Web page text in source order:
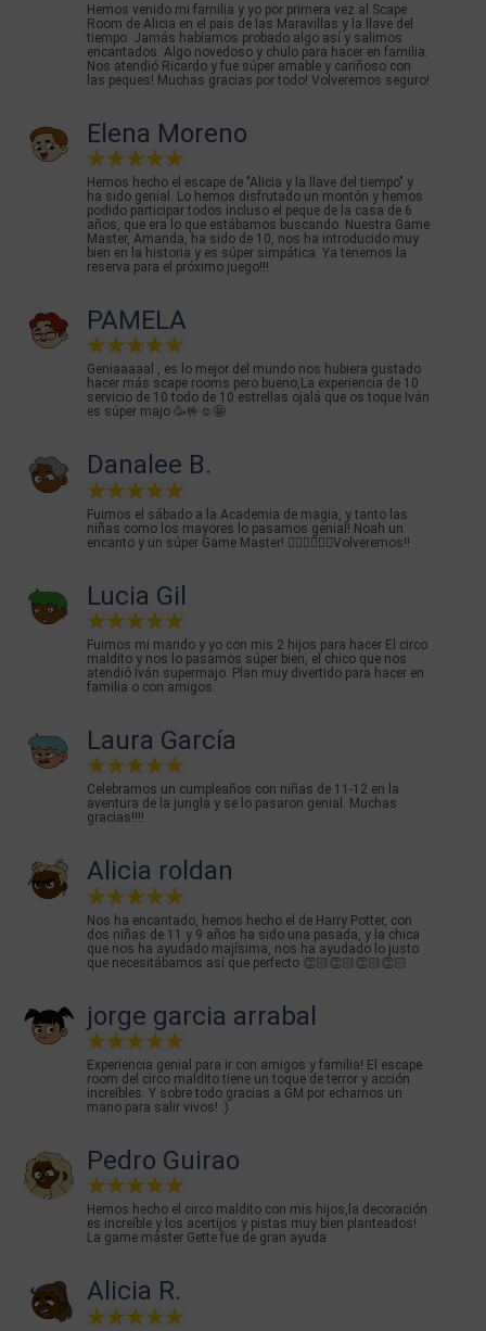
Hemos venido mi familia y yo por primera vez al Scape
Room de Alicia en el país de las Maravillas y la llave del
tiempo. Jamás habíamos probado algo así y salimos
encantados. Algo novedoso y chulo para hacer en familia.
Nos atendió Ricardo y fue súper amable y cariñoso con
las peques! Muchas gracias por todo! Volveremos seguro!
Elena Moreno
Hemos hecho el escape de "Alicia y la llave del tiempo" y
ha sido genial. Lo hemos disfrutado un montón y hemos
podido participar todos incluso el peque de la casa de 6
años, que era lo que estábamos buscando. Nuestra Game
Master, Amanda, ha sido de 10, nos ha introducido muy
bien en la historia y es súper simpática. Ya tenemos la
reserva para el próximo juego!!!
PAMELA
Geniaaaaal , es lo mejor del mundo nos hubiera gustado
hacer más scape rooms pero bueno,La experiencia de 10
servicio de 10 todo de 10 estrellas ojalá que os toque Iván
es súper majo 🥳🤟☺️🤩
Danalee B.
Fuimos el sábado a la Academia de magia, y tanto las
niñas como los mayores lo pasamos genial! Noah un
encanto y un súper Game Master! 👌🏻👌🏻👌🏻Volveremos!!
Lucia Gil
Fuimos mi marido y yo con mis 2 hijos para hacer El circo
maldito y nos lo pasamos súper bien, el chico que nos
atendió Iván supermajo. Plan muy divertido para hacer en
familia o con amigos.
Laura García
Celebramos un cumpleaños con niñas de 11-12 en la
aventura de la jungla y se lo pasaron genial. Muchas
gracias!!!!
Alicia roldan
Nos ha encantado, hemos hecho el de Harry Potter, con
dos niñas de 11 y 9 años ha sido una pasada, y la chica
que nos ha ayudado majísima, nos ha ayudado lo justo
que necesitábamos así que perfecto 👏🏻👏🏻👏🏻👏🏻
jorge garcia arrabal
Experiencia genial para ir con amigos y familia! El escape
room del circo maldito tiene un toque de terror y acción
increíbles. Y sobre todo gracias a GM por echarnos un
mano para salir vivos! :)
Pedro Guirao
Hemos hecho el circo maldito con mis hijos,la decoración
es increíble y los acertijos y pistas muy bien planteados!
La game máster Gette fue de gran ayuda
Alicia R.